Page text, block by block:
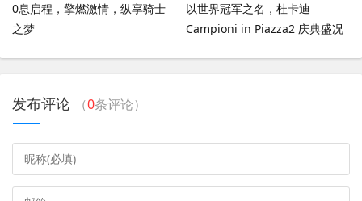
0息启程，擎燃激情，纵享骑士
之梦
以世界冠军之名，杜卡迪
Campioni in Piazza2 庆典盛况
发布评论 （0条评论）